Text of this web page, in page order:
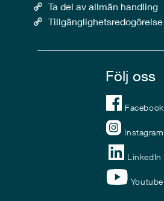
Ta del av allmän handling
Tillgänglighetsredogörelse
Följ oss
Facebook
Instagram
LinkedIn
Youtube